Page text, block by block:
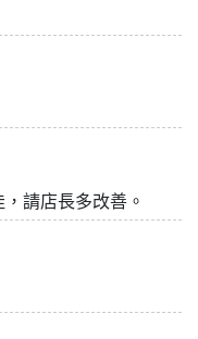
請店長多改善。